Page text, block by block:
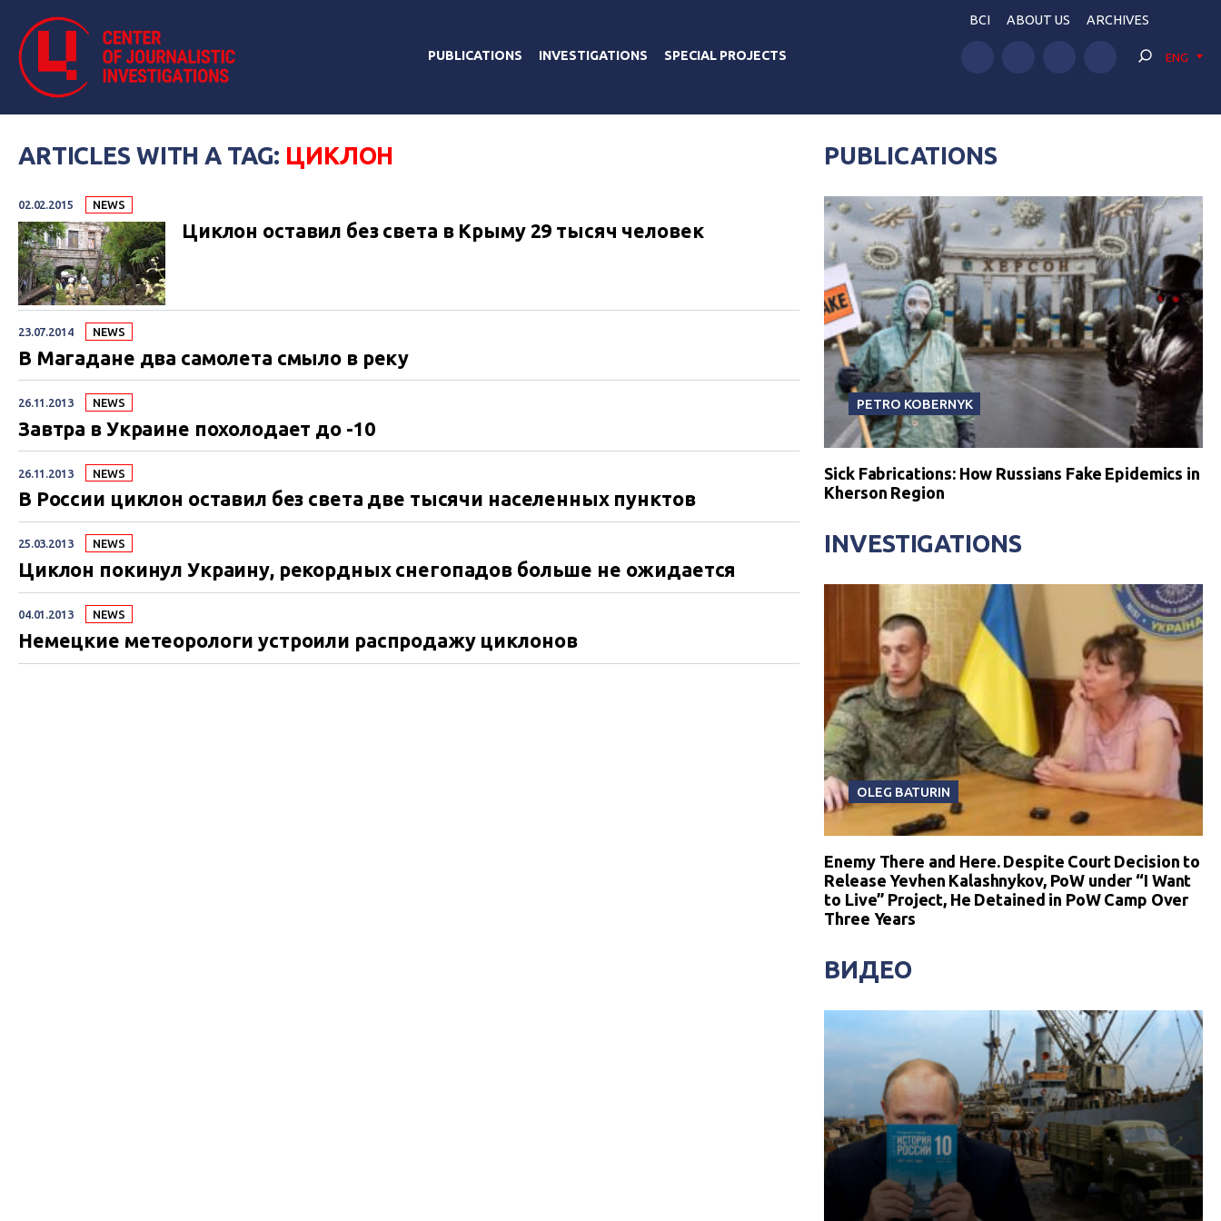
PUBLICATIONS INVESTIGATIONS SPECIAL PROJECTS
BCI ABOUT US ARCHIVES
ENG
ARTICLES WITH A TAG: ЦИКЛОН
02.02.2015 NEWS
Циклон оставил без света в Крыму 29 тысяч человек
23.07.2014 NEWS
В Магадане два самолета смыло в реку
26.11.2013 NEWS
Завтра в Украине похолодает до -10
26.11.2013 NEWS
В России циклон оставил без света две тысячи населенных пунктов
25.03.2013 NEWS
Циклон покинул Украину, рекордных снегопадов больше не ожидается
04.01.2013 NEWS
Немецкие метеорологи устроили распродажу циклонов
PUBLICATIONS
PETRO KOBERNYK
Sick Fabrications: How Russians Fake Epidemics in
Kherson Region
INVESTIGATIONS
OLEG BATURIN
Enemy There and Here. Despite Court Decision to
Release Yevhen Kalashnykov, PoW under “I Want
to Live” Project, He Detained in PoW Camp Over
Three Years
ВИДЕО